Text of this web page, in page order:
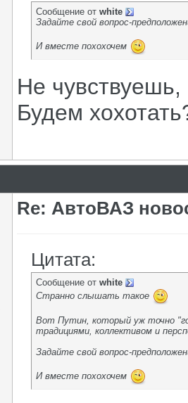
Сообщение от white
Задайте свой вопрос-
И вместе похохочем
Не чувствуешь,
Будем
Re: АвтоВАЗ
Цитата:
Сообщение от white
Странно слышать такое
Вот Путин, который уж точно
традициями, коллективом и
Задайте свой вопрос-
И вместе похохочем